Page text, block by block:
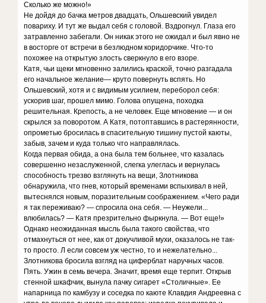
Сколько же можно!»
Не дойдя до бачка метров двадцать, Ольшевский увидел
повариху. И тут же выдал себя с головой. Вздрогнул. Глаза его
затравленно забегали. Он никак этого не ожидал и был явно не
в восторге от встречи в безлюдном коридорчике. Что-то
похожее на открытую злость сверкнуло в его взоре.
Катя, чьи щеки мгновенно залились краской, точно разгадала
его начальное желание— круто повернуть вспять. Но
Ольшевский, хотя и с видимым усилием, переборол себя:
ускорив шаг, прошел мимо. Голова опущена, походка
решительная. Крепость, а не человек. Еще мгновение — и он
скрылся за поворотом. А Катя, потоптавшись в растерянности,
опрометью бросилась в спасительную тишину пустой каюты,
забыв, зачем и куда только что направлялась.
Когда первая обида, а она была тем больнее, что казалась
совершенно незаслуженной, слегка улеглась и вернулась
способность трезво взглянуть на вещи, Злотникова
обнаружила, что гнев, который временами вспыхивал в ней,
вытеснялся новым, поразительным соображением. «Чего ради
я так переживаю? — спросила она себя. — Неужели...
влюбилась? — Катя презрительно фыркнула. — Вот еще!»
Однако неожиданная мысль была такого свойства, что
отмахнуться от нее, как от докучливой мухи, оказалось не так-
то просто. Л если совсем уж честно, то и нежелательно...
Злотникова бросила взгляд на циферблат наручных часов.
Пять. Ужин в семь вечера. Значит, время еще терпит. Открыв
стенной шкафчик, вынула пачку сигарет «Столичные». Ее
напарница по камбузу и соседка по каюте Клавдия Андреевна с